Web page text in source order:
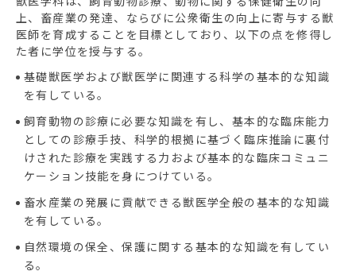
上、畜産業の発達、ならびに公衆衛生の向上に寄与する獣
医師を育成することを目標としており、以下の点を修得し
た者に学位を授与する。
基礎獣医学および獣医学に関連する科学の基本的な知識
を有している。
飼育動物の診療に必要な知識を有し、基本的な臨床能力
としての診療手技、科学的根拠に基づく臨床推論に裏付
けされた診療を実践する力および基本的な臨床コミュニ
ケーション技能を身につけている。
畜水産業の発展に貢献できる獣医学全般の基本的な知識
を有している。
自然環境の保全、保護に関する基本的な知識を有してい
る。